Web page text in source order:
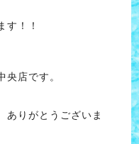
す！！
央店です。
ありがとうございま